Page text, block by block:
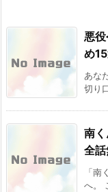
悪
め
あな
切り
南
全
「
へ。